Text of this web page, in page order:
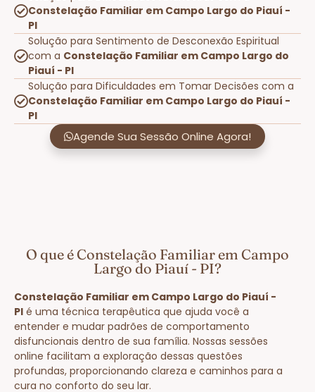
Constelação Familiar em Campo Largo do Piauí -
PI
Solução para Sentimento de Desconexão Espiritual
com a Constelação Familiar em Campo Largo do
Piauí - PI
Solução para Dificuldades em Tomar Decisões com a
Constelação Familiar em Campo Largo do Piauí -
PI
Agende Sua Sessão Online Agora!
O que é Constelação Familiar em Campo
Largo do Piauí - PI?
Constelação Familiar em Campo Largo do Piauí -
PI é uma técnica terapêutica que ajuda você a
entender e mudar padrões de comportamento
disfuncionais dentro de sua família. Nossas sessões
online facilitam a exploração dessas questões
profundas, proporcionando clareza e caminhos para a
cura no conforto do seu lar.